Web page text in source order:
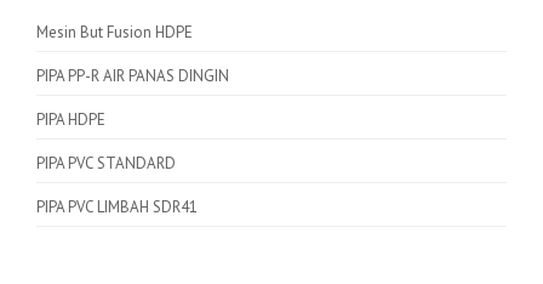
Mesin But Fusion HDPE
PIPA PP-R AIR PANAS DINGIN
PIPA HDPE
PIPA PVC STANDARD
PIPA PVC LIMBAH SDR41